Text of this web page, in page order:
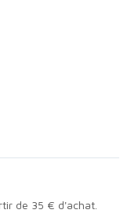
de 35 € d'achat.